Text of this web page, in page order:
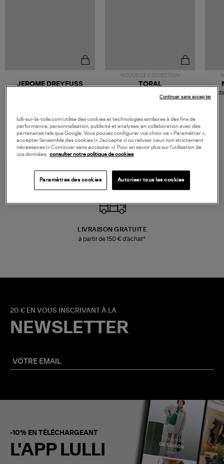
JEROME DREYFUSS
NOUVELLE COLLECTION
TORAL
Mousse
LIVRAISON GRATUITE
à partir de 150 € d'achat*
20 € EN VOUS INSCRIVANT À LA
NEWSLETTER
-10% EN TÉLÉCHARGEANT
L'APP LULLI
lulli-sur-la-toile.com utilise des cookies et technologies similaires à des fins de
performance, personnalisation, publicité et analyses, en collaboration avec des
partenaires tels que Google. Vous pouvez configurer vos choix via « Paramétrer »,
accepter l’ensemble des cookies (« J’accepte ») ou refuser ceux non strictement
nécessaires (« Continuer sans accepter »). Pour en savoir plus sur l’utilisation de
vos données, consulter notre politique de cookies
Paramètres des cookies Autoriser tous les cookies
Continuer sans accepter